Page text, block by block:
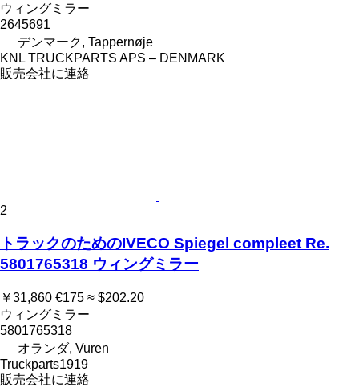
ウィングミラー
2645691
デンマーク, Tappernøje
KNL TRUCKPARTS APS – DENMARK
販売会社に連絡
2
トラックのためのIVECO Spiegel compleet Re.
5801765318 ウィングミラー
￥31,860 €175 ≈ $202.20
ウィングミラー
5801765318
オランダ, Vuren
Truckparts1919
販売会社に連絡